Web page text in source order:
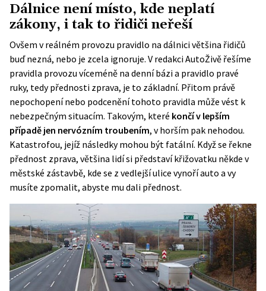
Dálnice není místo, kde neplatí
zákony, i tak to řidiči neřeší
Ovšem v reálném provozu pravidlo na dálnici většina řidičů
buď nezná, nebo je zcela ignoruje. V redakci AutoŽivě řešíme
pravidla provozu víceméně na denní bázi a pravidlo pravé
ruky, tedy přednosti zprava, je to základní. Přitom právě
nepochopení nebo podcenění tohoto pravidla může vést k
nebezpečným situacím. Takovým, které končí v lepším
případě jen nervózním troubením, v horším pak nehodou.
Katastrofou, jejíž následky mohou být fatální. Když se řekne
přednost zprava, většina lidí si představí křižovatku někde v
městské zástavbě, kde se z vedlejší ulice vynoří auto a vy
musíte zpomalit, abyste mu dali přednost.